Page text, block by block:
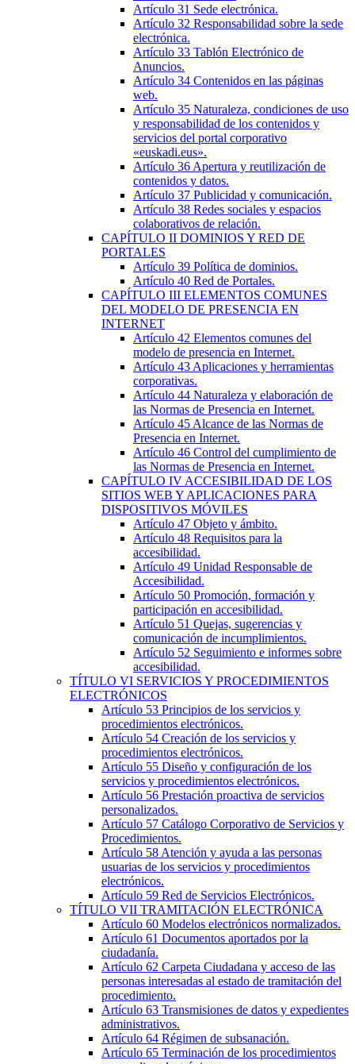
Artículo 31 Sede electrónica.
Artículo 32 Responsabilidad sobre la sede
electrónica.
Artículo 33 Tablón Electrónico de
Anuncios.
Artículo 34 Contenidos en las páginas
web.
Artículo 35 Naturaleza, condiciones de uso
y responsabilidad de los contenidos y
servicios del portal corporativo
«euskadi.eus».
Artículo 36 Apertura y reutilización de
contenidos y datos.
Artículo 37 Publicidad y comunicación.
Artículo 38 Redes sociales y espacios
colaborativos de relación.
CAPÍTULO II DOMINIOS Y RED DE
PORTALES
Artículo 39 Política de dominios.
Artículo 40 Red de Portales.
CAPÍTULO III ELEMENTOS COMUNES
DEL MODELO DE PRESENCIA EN
INTERNET
Artículo 42 Elementos comunes del
modelo de presencia en Internet.
Artículo 43 Aplicaciones y herramientas
corporativas.
Artículo 44 Naturaleza y elaboración de
las Normas de Presencia en Internet.
Artículo 45 Alcance de las Normas de
Presencia en Internet.
Artículo 46 Control del cumplimiento de
las Normas de Presencia en Internet.
CAPÍTULO IV ACCESIBILIDAD DE LOS
SITIOS WEB Y APLICACIONES PARA
DISPOSITIVOS MÓVILES
Artículo 47 Objeto y ámbito.
Artículo 48 Requisitos para la
accesibilidad.
Artículo 49 Unidad Responsable de
Accesibilidad.
Artículo 50 Promoción, formación y
participación en accesibilidad.
Artículo 51 Quejas, sugerencias y
comunicación de incumplimientos.
Artículo 52 Seguimiento e informes sobre
accesibilidad.
TÍTULO VI SERVICIOS Y PROCEDIMIENTOS
ELECTRÓNICOS
Artículo 53 Principios de los servicios y
procedimientos electrónicos.
Artículo 54 Creación de los servicios y
procedimientos electrónicos.
Artículo 55 Diseño y configuración de los
servicios y procedimientos electrónicos.
Artículo 56 Prestación proactiva de servicios
personalizados.
Artículo 57 Catálogo Corporativo de Servicios y
Procedimientos.
Artículo 58 Atención y ayuda a las personas
usuarias de los servicios y procedimientos
electrónicos.
Artículo 59 Red de Servicios Electrónicos.
TÍTULO VII TRAMITACIÓN ELECTRÓNICA
Artículo 60 Modelos electrónicos normalizados.
Artículo 61 Documentos aportados por la
ciudadanía.
Artículo 62 Carpeta Ciudadana y acceso de las
personas interesadas al estado de tramitación del
procedimiento.
Artículo 63 Transmisiones de datos y expedientes
administrativos.
Artículo 64 Régimen de subsanación.
Artículo 65 Terminación de los procedimientos